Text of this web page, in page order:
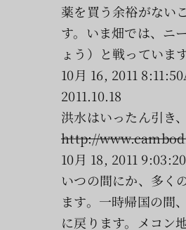
薬を買う余裕がない
す。いま畑では、ニ
ょう）と戦っています
10月 16, 2011
2011.10.18
洪水はいったん引き
http://
10月 18, 2011
いつの間にか、多く
ます。一時帰国の間
に戻ります。メコン